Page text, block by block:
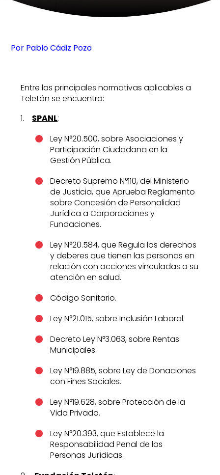
Por Pablo Cádiz Pozo
Entre las principales normativas aplicables a
Teletón se encuentra:
1. SPANL:
Ley N°20.500, sobre Asociaciones y
Participación Ciudadana en la
Gestión Pública.
Decreto Supremo N°110, del Ministerio
de Justicia, que Aprueba Reglamento
sobre Concesión de Personalidad
Jurídica a Corporaciones y
Fundaciones.
Ley N°20.584, que Regula los derechos
y deberes que tienen las personas en
relación con acciones vinculadas a su
atención en salud.
Código Sanitario.
Ley N°21.015, sobre Inclusión Laboral.
Decreto Ley N°3.063, sobre Rentas
Municipales.
Ley N°19.885, sobre Ley de Donaciones
con Fines Sociales.
Ley N°19.628, sobre Protección de la
Vida Privada.
Ley N°20.393, que Establece la
Responsabilidad Penal de las
Personas Jurídicas.